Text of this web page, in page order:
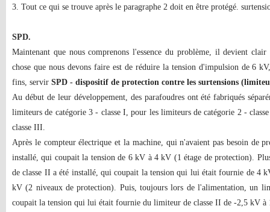
3. Tout ce qui se trouve après le paragraphe 2 doit en être protégé.
SPD.
Maintenant que nous comprenons l'essence du problème, il devient
chose que nous devons faire est de réduire la tension d'impulsion de 6
fins, servir SPD - dispositif de protection contre les surtensions
Au début de leur développement, des parafoudres ont été fabriqués
limiteurs de catégorie 3 - classe I, pour les limiteurs de catégorie 2 -
classe III.
Après le compteur électrique et la machine, qui n'avaient pas besoin de
installé, qui coupait la tension de 6 kV à 4 kV (1 étage de protection).
de classe II a été installé, qui coupait la tension qui lui était fournie de 4
kV (2 niveaux de protection). Puis, toujours lors de l'alimentation, un
coupait la tension qui lui était fournie du limiteur de classe II de -2,5 kV